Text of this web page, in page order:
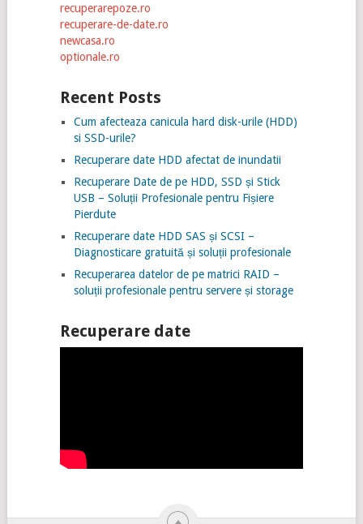
recuperarepoze.ro
recuperare-de-date.ro
newcasa.ro
optionale.ro
Recent Posts
Cum afecteaza canicula hard disk-urile (HDD)
si SSD-urile?
Recuperare date HDD afectat de inundatii
Recuperare Date de pe HDD, SSD și Stick
USB – Soluții Profesionale pentru Fișiere
Pierdute
Recuperare date HDD SAS și SCSI –
Diagnosticare gratuită și soluții profesionale
Recuperarea datelor de pe matrici RAID –
soluții profesionale pentru servere și storage
Recuperare date